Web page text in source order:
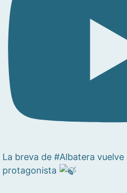
La breva de #Albatera
protagonista